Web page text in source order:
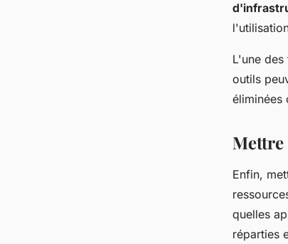
L'une
outils
éliminées
Enfin,
quelles
réparties